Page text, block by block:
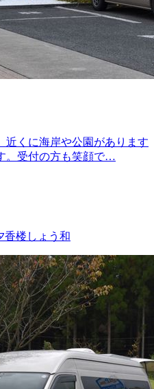
近くに海岸や公園があります
。受付の方も笑顔で…
楼しょう和